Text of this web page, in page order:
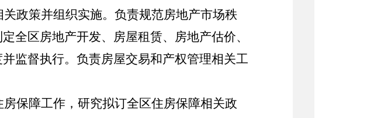
关政策并组织实施。负责规范房地产市场秩
全区房地产开发、房屋租赁、房地产估价、
监督执行。负责房屋交易和产权管理相关工
保障工作，研究拟订全区住房保障相关政